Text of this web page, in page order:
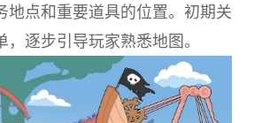
地点和重要道具的位置。初期关
逐步引导玩家熟悉地图。